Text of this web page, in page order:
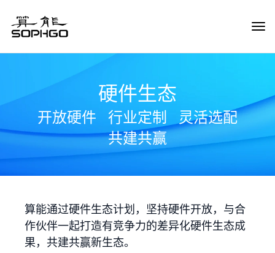
硬件生态
开放硬件 行业定制
灵活选配
共建共赢
算能通过硬件生态计划，坚持硬件开放，与合
作伙伴一起打造有竞争力的差异化硬件生态成
果，共建共赢新生态。